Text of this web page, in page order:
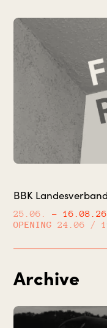
BBK
25.06.
– 16.08.26
OPENING
24.06 /
Archive